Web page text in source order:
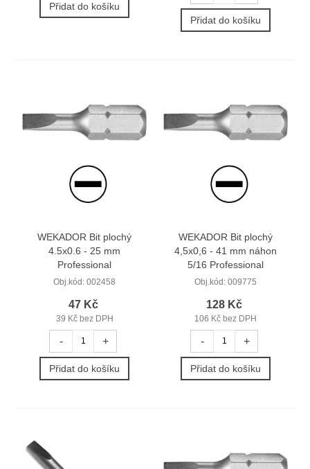
Přidat do košíku
Přidat do košíku
WEKADOR Bit plochý
4.5x0.6 - 25 mm
Professional
Obj.kód: 002458
47 Kč
39 Kč bez DPH
- +
Přidat do košíku
WEKADOR Bit plochý
4,5x0,6 - 41 mm náhon
5/16 Professional
Obj.kód: 009775
128 Kč
106 Kč bez DPH
- +
Přidat do košíku